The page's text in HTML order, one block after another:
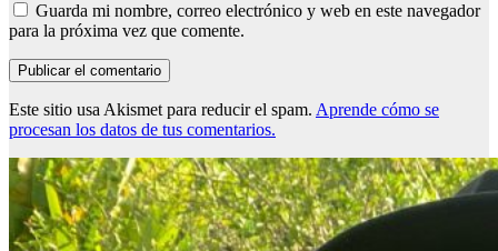
Guarda mi nombre, correo electrónico y web en este navegador
para la próxima vez que comente.
Este sitio usa Akismet para reducir el spam. Aprende cómo se
procesan los datos de tus comentarios.